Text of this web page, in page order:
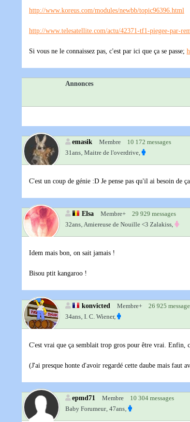
http://www.koreus.com/modules/newbb/topic96396.html
http://www.telesatellite.com/actu/42371-tf1-piegee-par-
Si vous ne le connaissez pas, c'est par ici que ça se passe;
Annonces
emasik Membre
10 172 messages
31ans‚ Maitre de l'overdrive,
C'est un coup de génie :D Je pense pas qu'il ai besoin de
Elsa Membre+ 29 929 messages
32ans‚ Amiereuse de Nouille <3 Zalakiss,
Idem mais bon, on sait jamais !
Bisou ptit kangaroo !
konvicted Membre+
26 925
34ans‚ I. C. Wiener,
C'est vrai que ça semblait trop gros pour être vrai. Enfin,
(J'ai presque honte d'avoir regardé cette daube mais faut
epmd71 Membre
10 304 messages
Baby Forumeur‚ 47ans‚